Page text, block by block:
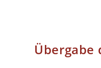
Übergabe